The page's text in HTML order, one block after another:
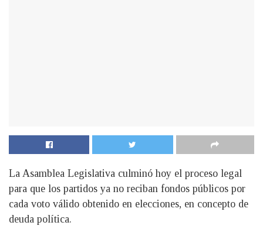
La Asamblea Legislativa culminó hoy el proceso legal
para que los partidos ya no reciban fondos públicos por
cada voto válido obtenido en elecciones, en concepto de
deuda política.